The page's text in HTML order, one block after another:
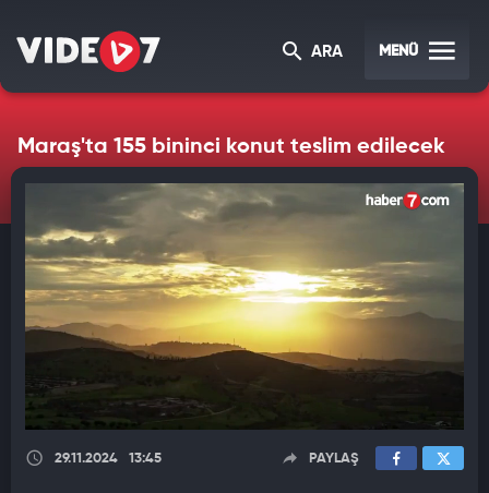
ARA MENÜ
Maraş'ta 155 bininci konut teslim edilecek
29.11.2024 13:45 PAYLAŞ